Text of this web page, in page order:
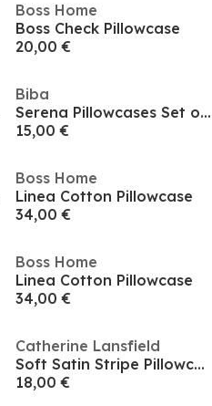
Boss Home
Boss Check Pillowcase
20,00 €
Biba
Serena Pillowcases Set of 2
15,00 €
Boss Home
Linea Cotton Pillowcase
34,00 €
Boss Home
Linea Cotton Pillowcase
34,00 €
Catherine Lansfield
Soft Satin Stripe Pillowcases
18,00 €